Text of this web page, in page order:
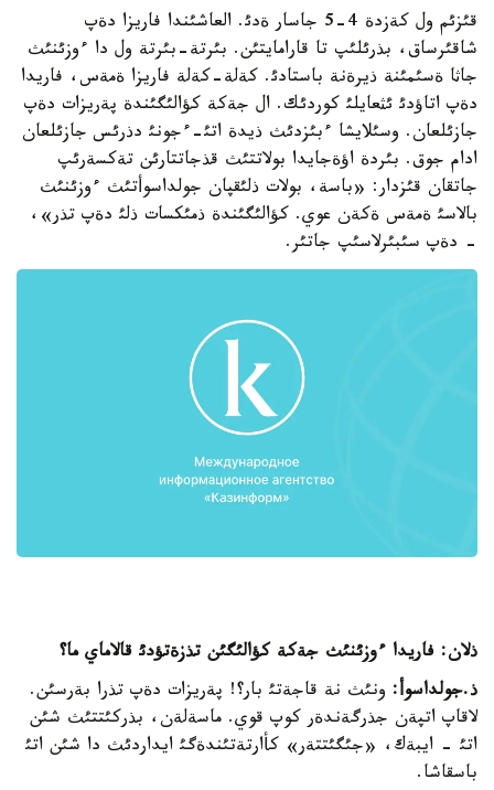
قئزئم ول كةزدة 4-5 جاسار ةدئ. العاشئندا فاريزا دةپ
شاقئرساق، بذرئلئپ تا قارامايتئن. بئرتة-بئرتة ول دا ءوزئنئث
جاثا ةسئمئنة ذيرةنة باستادئ. كةلة-كةلة فاريزا ةمةس، فاريدا
دةپ اتاؤدئ ئثعايلئ كوردئك. ال جةكة كؤالئگئندة پةريزات دةپ
جازئلعان. وسئلايشا ءبئزدئث ذيدة اتئ-ءجونئ دذرئس جازئلعان
ادام جوق. بئردة اؤةجايدا بولاتتئث قذجاتتارئن تةكسةرئپ
جاتقان قئزدار: «باسة، بولات ذلئقپان جولداسوأتئث ءوزئنئث
بالاسئ ةمةس ةكةن عوي. كؤالئگئندة ذمئكسات ذلئ دةپ تذر»،
- دةپ سئبئرلاسئپ جاتئر.
ذلان: فاريدا ءوزئنئث جةكة كؤالئگئن تذزةتؤدئ قالاماي ما؟
ذ.جولداسوأ: ونئث نة قاجةتئ بار؟! پةريزات دةپ تذرا بةرسئن.
لاقاپ اتپةن جذرگةندةر كوپ قوي. ماسةلةن، بذركئتتئث شئن
اتئ - ايبةك، «جئگئتتةر» كأارتةتئندةگئ ايداردئث دا شئن اتئ
باسقاشا.